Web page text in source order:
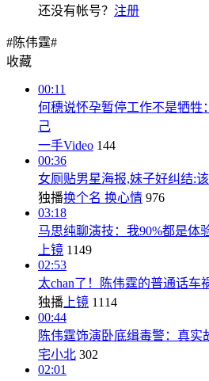
还没有帐号？ 注册
#陈伟霆#
收藏
00:11
何穗说怀孕暂停工作不是牺牲
己
一手Video 144
00:36
女厕贴男星海报,妹子好纠结:
独播换个名 换心情 976
03:18
马思纯聊演技：我90%都是体
上镜 1149
02:53
太chan了！陈伟霆的普通话车
独播 上镜 1114
00:44
陈伟霆饰演卧底缉毒警：真实
宅小北 302
02:01